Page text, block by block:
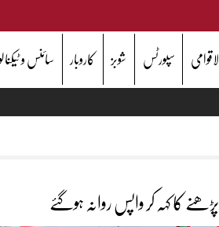
سپورٹس شوبز کاروبار سائنس و
کا کہہ کر واپس روانہ ہوگئے